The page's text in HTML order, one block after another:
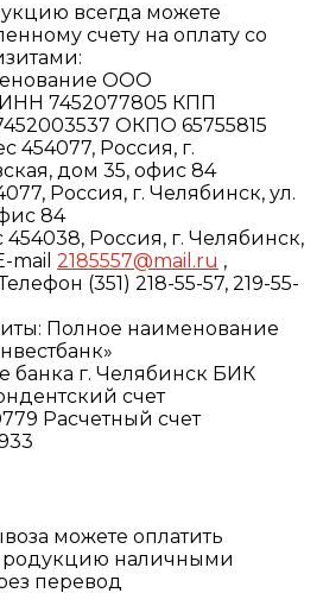
всегда можете
счету на оплату со
ООО
7452077805 КПП
ОКПО 65755815
Россия, г.
дом 35, офис 84
Россия, г. Челябинск, ул.
84
Россия, г. Челябинск,
mail 2185557@mail.ru ,
(351) 218-55-57, 219-55-
Полное наименование
банка г. Челябинск БИК
счет
Расчетный счет
можете оплатить
наличными
перевод